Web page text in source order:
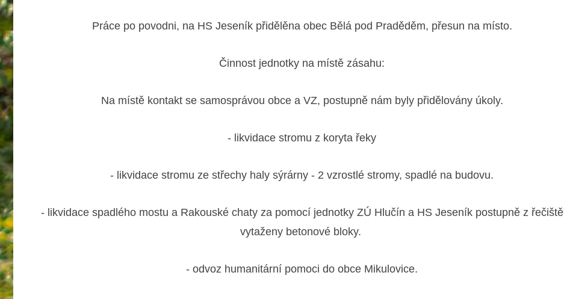
Práce po povodni, na HS Jeseník přidělěna obec Bělá pod Praděděm, přesun na místo.
Činnost jednotky na místě zásahu:
Na místě kontakt se samosprávou obce a VZ, postupně nám byly přidělovány úkoly.
- likvidace stromu z koryta řeky
- likvidace stromu ze střechy haly sýrárny - 2 vzrostlé stromy, spadlé na budovu.
- likvidace spadlého mostu a Rakouské chaty za pomocí jednotky ZÚ Hlučín a HS Jeseník postupně z řečiště
vytaženy betonové bloky.
- odvoz humanitární pomoci do obce Mikulovice.